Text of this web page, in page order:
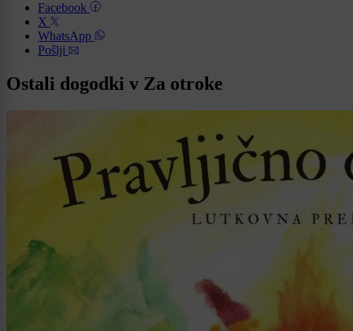
Facebook
X
WhatsApp
Pošlji
Ostali dogodki v Za otroke